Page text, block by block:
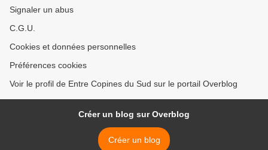
Signaler un abus
C.G.U.
Cookies et données personnelles
Préférences cookies
Voir le profil de Entre Copines du Sud sur le portail Overblog
Créer un blog sur Overblog
Créer un blog